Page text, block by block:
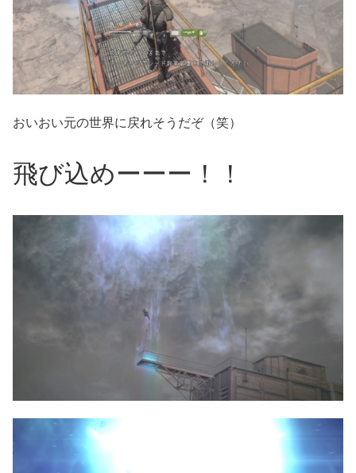
おいおい元の世界に戻れそうだぞ（笑）
飛び込めーーー！！